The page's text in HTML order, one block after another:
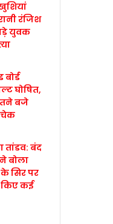
रंजिश
युवक
घोषित,
बजे
चेक
तांडव: बंद
बोला
के सिर पर
किए कई